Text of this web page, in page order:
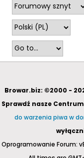
Browar.biz: ©2000 -
Sprawdź nasze
do warzenia piwa w
Oprogramowanie Forum: